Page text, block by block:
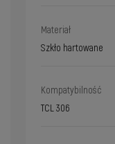
Materiał
Szkło hartowane
Kompatybilność
TCL 306